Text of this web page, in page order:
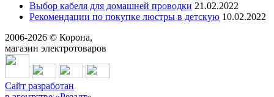
Выбор кабеля для домашней проводки 21.02.2022
Рекомендации по покупке люстры в детскую 10.02.2022
2006-2026 © Корона,
магазин электротоваров
Сайт разработан